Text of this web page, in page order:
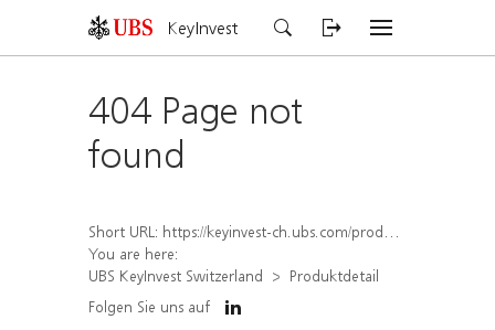
KeyInvest
404 Page not
found
Short URL: https://keyinvest-ch.ubs.com/produkt/detail/index/isin/CH1570517925
You are here:
UBS KeyInvest Switzerland
Produktdetail
Folgen Sie uns auf